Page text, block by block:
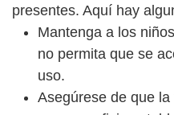
presentes. Aquí hay
Mantenga a los
no permita que se
uso.
Asegúrese de que